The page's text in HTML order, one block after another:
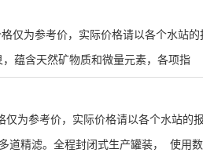
仅为参考价，实际价格请以各个水站
蕴含天然矿物质和微量元素，各项指
为参考价，实际价格请以各个水站的
道精滤。全程封闭式生产罐装， 使用数